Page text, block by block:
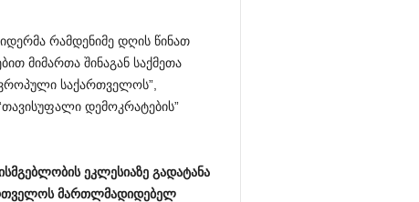
რამდენიმე დღის წინათ
მიმართა შინაგან საქმეთა
საქართველოს”,
დემოკრატების”
ეკლესიაზე გადატანა
მართლმადიდებელ